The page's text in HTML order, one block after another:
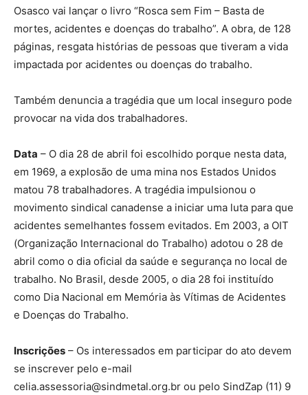
Osasco vai lançar o livro “Rosca sem Fim – Basta de
mortes, acidentes e doenças do trabalho”. A obra, de 128
páginas, resgata histórias de pessoas que tiveram a vida
impactada por acidentes ou doenças do trabalho.
Também denuncia a tragédia que um local inseguro pode
provocar na vida dos trabalhadores.
Data – O dia 28 de abril foi escolhido porque nesta data,
em 1969, a explosão de uma mina nos Estados Unidos
matou 78 trabalhadores. A tragédia impulsionou o
movimento sindical canadense a iniciar uma luta para que
acidentes semelhantes fossem evitados. Em 2003, a OIT
(Organização Internacional do Trabalho) adotou o 28 de
abril como o dia oficial da saúde e segurança no local de
trabalho. No Brasil, desde 2005, o dia 28 foi instituído
como Dia Nacional em Memória às Vítimas de Acidentes
e Doenças do Trabalho.
Inscrições – Os interessados em participar do ato devem
se inscrever pelo e-mail
celia.assessoria@sindmetal.org.br ou pelo SindZap (11) 9